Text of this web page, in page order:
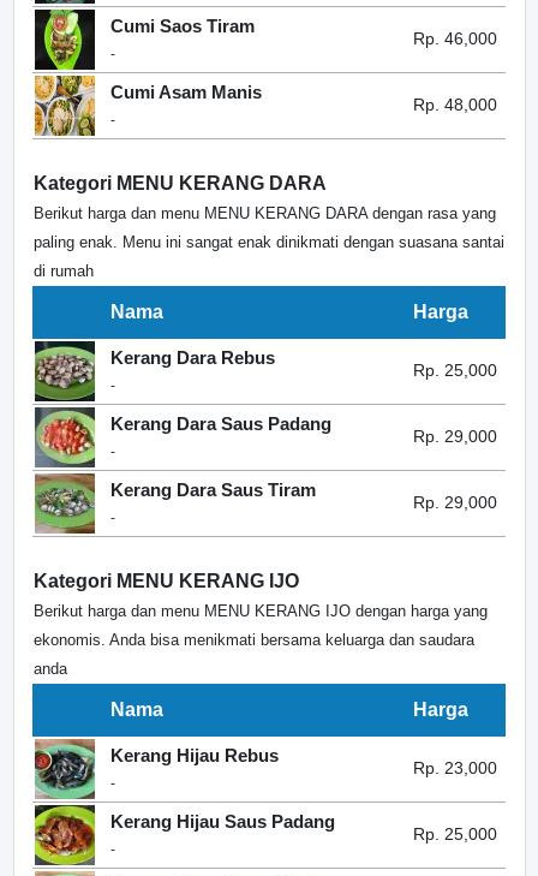
Cumi Saos Tiram
-
Rp. 46,000
Cumi Asam Manis
-
Rp. 48,000
Kategori MENU KERANG DARA
Berikut harga dan menu MENU KERANG DARA dengan rasa yang
paling enak. Menu ini sangat enak dinikmati dengan suasana santai
di rumah
Nama Harga
Kerang Dara Rebus
-
Rp. 25,000
Kerang Dara Saus Padang
-
Rp. 29,000
Kerang Dara Saus Tiram
-
Rp. 29,000
Kategori MENU KERANG IJO
Berikut harga dan menu MENU KERANG IJO dengan harga yang
ekonomis. Anda bisa menikmati bersama keluarga dan saudara
anda
Nama Harga
Kerang Hijau Rebus
-
Rp. 23,000
Kerang Hijau Saus Padang
-
Rp. 25,000